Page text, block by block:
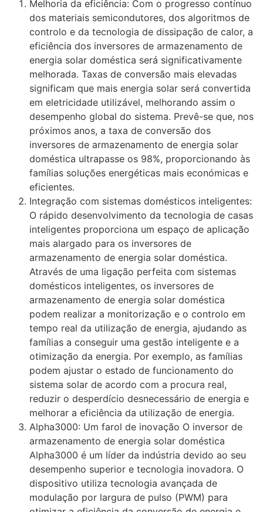
Melhoria da eficiência: Com o progresso contínuo
dos materiais semicondutores, dos algoritmos de
controlo e da tecnologia de dissipação de calor, a
eficiência dos inversores de armazenamento de
energia solar doméstica será significativamente
melhorada. Taxas de conversão mais elevadas
significam que mais energia solar será convertida
em eletricidade utilizável, melhorando assim o
desempenho global do sistema. Prevê-se que, nos
próximos anos, a taxa de conversão dos
inversores de armazenamento de energia solar
doméstica ultrapasse os 98%, proporcionando às
famílias soluções energéticas mais económicas e
eficientes.
Integração com sistemas domésticos inteligentes:
O rápido desenvolvimento da tecnologia de casas
inteligentes proporciona um espaço de aplicação
mais alargado para os inversores de
armazenamento de energia solar doméstica.
Através de uma ligação perfeita com sistemas
domésticos inteligentes, os inversores de
armazenamento de energia solar doméstica
podem realizar a monitorização e o controlo em
tempo real da utilização de energia, ajudando as
famílias a conseguir uma gestão inteligente e a
otimização da energia. Por exemplo, as famílias
podem ajustar o estado de funcionamento do
sistema solar de acordo com a procura real,
reduzir o desperdício desnecessário de energia e
melhorar a eficiência da utilização de energia.
Alpha3000: Um farol de inovação O inversor de
armazenamento de energia solar doméstica
Alpha3000 é um líder da indústria devido ao seu
desempenho superior e tecnologia inovadora. O
dispositivo utiliza tecnologia avançada de
modulação por largura de pulso (PWM) para